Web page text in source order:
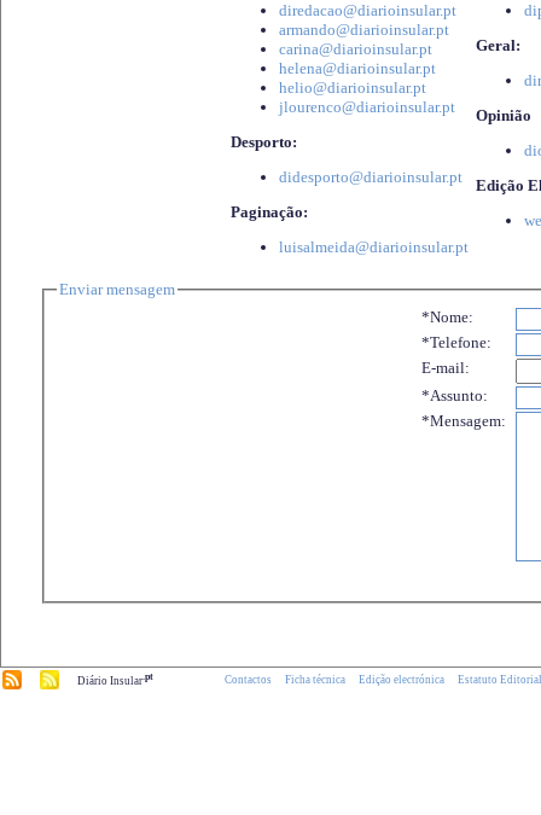
diredacao@diarioinsular.pt
armando@diarioinsular.pt
carina@diarioinsular.pt
helena@diarioinsular.pt
helio@diarioinsular.pt
jlourenco@diarioinsular.pt
Desporto:
didesporto@diarioinsular.pt
Paginação:
luisalmeida@diarioinsular.pt
Geral:
Opinião
Edição
Enviar mensagem
*Nome:
*Telefone:
E-mail:
*Assunto:
*Mensagem:
Diário Insular.pt Contactos Ficha técnica Edição electrónica Estatuto Editorial